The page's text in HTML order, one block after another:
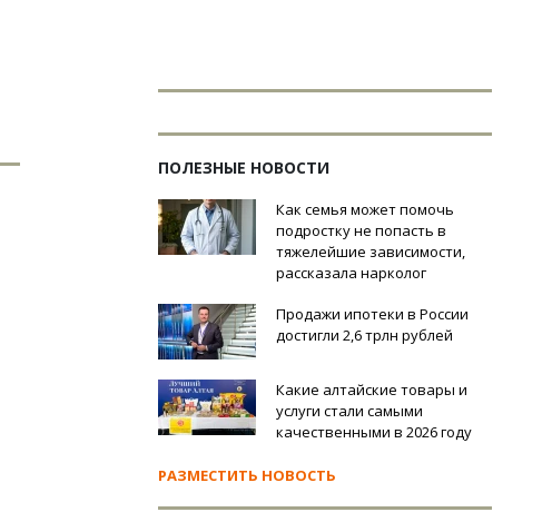
ПОЛЕЗНЫЕ НОВОСТИ
Как семья может помочь
подростку не попасть в
тяжелейшие зависимости,
рассказала нарколог
Продажи ипотеки в России
достигли 2,6 трлн рублей
Какие алтайские товары и
услуги стали самыми
качественными в 2026 году
РАЗМЕСТИТЬ НОВОСТЬ